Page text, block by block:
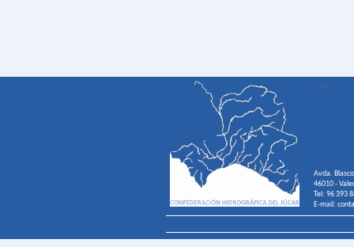
Avda.
46010 -
Tel: 96 393
E-mail: